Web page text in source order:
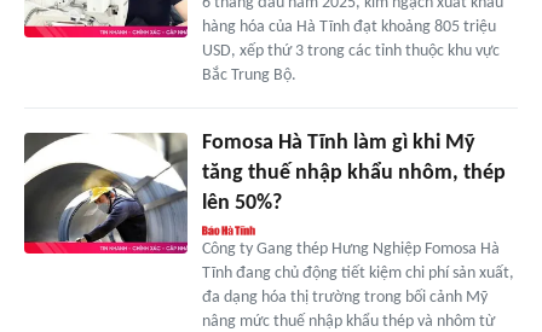
hàng hóa của Hà Tĩnh đạt khoảng 805 triệu
USD, xếp thứ 3 trong các tỉnh thuộc khu vực
Bắc Trung Bộ.
Fomosa Hà Tĩnh làm gì khi Mỹ
tăng thuế nhập khẩu nhôm, thép
lên 50%?
Công ty Gang thép Hưng Nghiệp Fomosa Hà
Tĩnh đang chủ động tiết kiệm chi phí sản xuất,
đa dạng hóa thị trường trong bối cảnh Mỹ
nâng mức thuế nhập khẩu thép và nhôm từ